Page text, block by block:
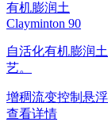
有机膨润土
Clayminton 90
自活化有机膨润
艺。
增稠流变控制 悬浮
查看详情